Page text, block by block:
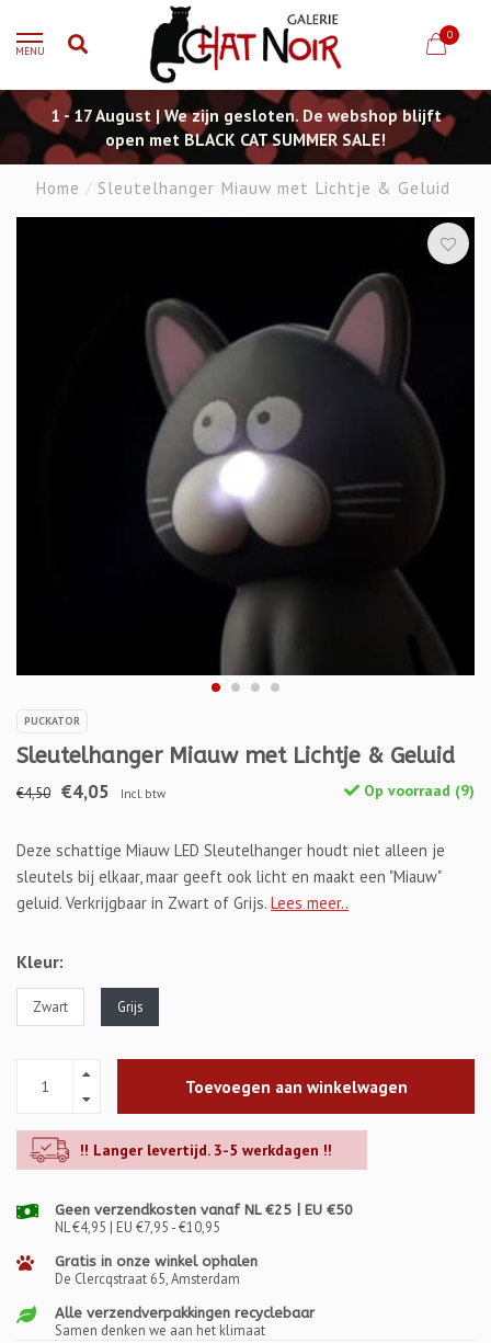
MENU
0
1 - 17 August | We zijn gesloten. De webshop blijft
open met BLACK CAT SUMMER SALE!
Home / Sleutelhanger Miauw met Lichtje & Geluid
PUCKATOR
Sleutelhanger Miauw met Lichtje & Geluid
€4,50 €4,05 Incl. btw Op voorraad (9)
Deze schattige Miauw LED Sleutelhanger houdt niet alleen je
sleutels bij elkaar, maar geeft ook licht en maakt een "Miauw"
geluid. Verkrijgbaar in Zwart of Grijs. Lees meer..
Kleur:
Zwart Grijs
Toevoegen aan winkelwagen
!! Langer levertijd. 3-5 werkdagen !!
Geen verzendkosten vanaf NL €25 | EU €50
NL €4,95 | EU €7,95 - €10,95
Gratis in onze winkel ophalen
De Clercqstraat 65, Amsterdam
Alle verzendverpakkingen recyclebaar
Samen denken we aan het klimaat